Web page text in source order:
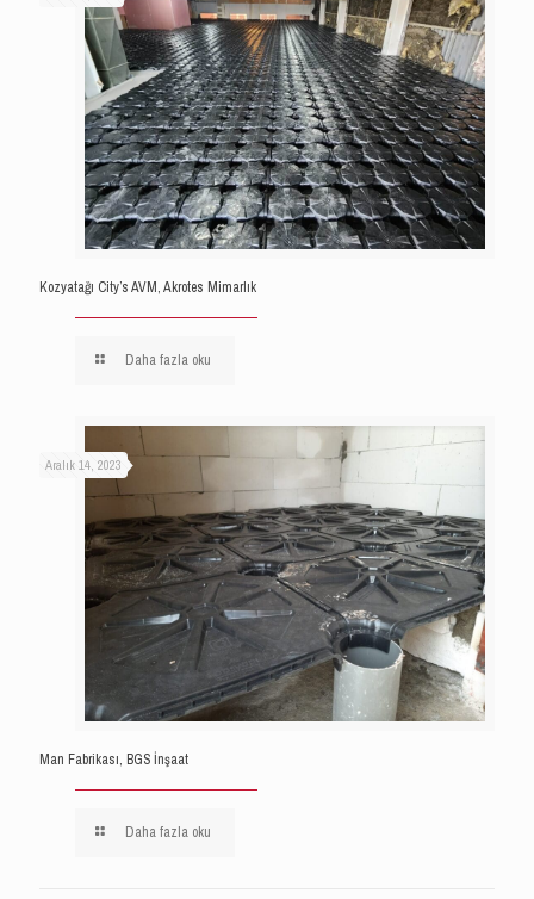
Kozyatağı City’s AVM, Akrotes Mimarlık
Daha fazla oku
Aralık 14, 2023
Man Fabrikası, BGS İnşaat
Daha fazla oku